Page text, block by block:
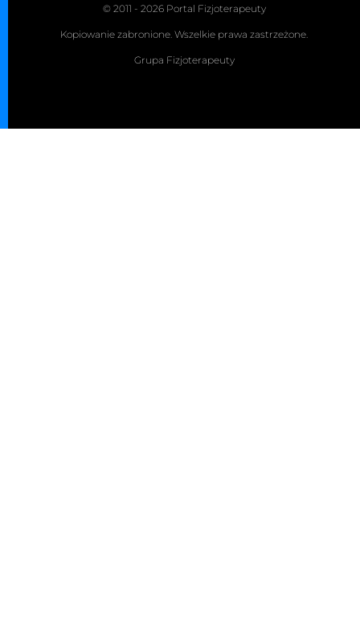
© 2011 - 2026 Portal Fizjoterapeuty
Kopiowanie zabronione. Wszelkie prawa zastrzeżone.
Grupa Fizjoterapeuty